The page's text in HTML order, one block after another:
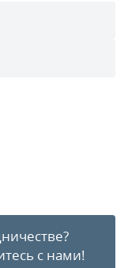
с нами!